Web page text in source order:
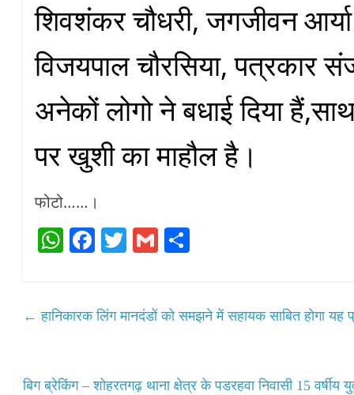
शिवशंकर चौधरी, जगजीवन
विजयपाल चौरसिया, पत्रकार
अनेकों लोगो ने बधाई दिया हैं,साथ
पर खुशी का माहौल है।
फोटो……।
W
A
Fa
ok
T
r
G
← हानिकारक लिंग मानदंडों को समझने में सहायक साबित होगा यह
बिग ब्रेकिंग – शोहरतगढ़ थाना क्षेत्र के पडरहवा निवासी 15